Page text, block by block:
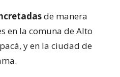
de manera
en la comuna de Alto
y en la ciudad de